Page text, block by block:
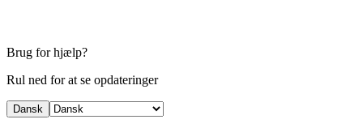
Brug for hjælp?
Rul ned for at se opdateringer
Dansk